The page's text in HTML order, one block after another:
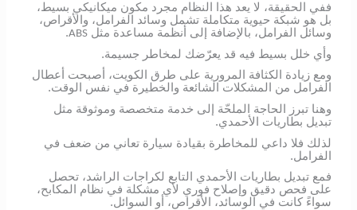
ففي الحقيقة، لا يعد هذا النظام مجرد مكون ميكانيكي بسيط،
بل هو شبكة حيوية متكاملة تشمل وسائد الفرامل، والأقراص،
وسائل الفرامل، بالإضافة إلى أنظمة مساعدة مثلABS
.
وأي خلل بسيط فيه قد يعرّضك لمخاطر جسيمة.
ومع زيادة الكثافة المرورية على طرق الكويت، أصبحت أعطال
الفرامل من المشكلات الشائعة والخطيرة في نفس الوقت.
وهنا تبرز الحاجة الملحّة إلى خدمة متخصصة وموثوقة مثل
تبديل بطاريات الأحمدي.
لذلك فلا داعي للمخاطرة بقيادة سيارة تعاني من ضعف في
الفرامل.
فمع تبديل بطاريات الأحمدي التابع لكراجات الراشد، تحصل
على فحص دقيق وإصلاح فوري لأي مشكلة في نظام المكابح،
سواءً كانت في الوسائد، الأقراص، أو السوائل.